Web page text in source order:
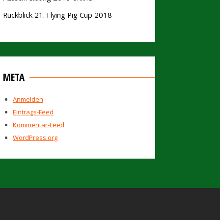
Rückblick 21. Flying Pig Cup 2018
META
Anmelden
Eintrags-Feed
Kommentar-Feed
WordPress.org